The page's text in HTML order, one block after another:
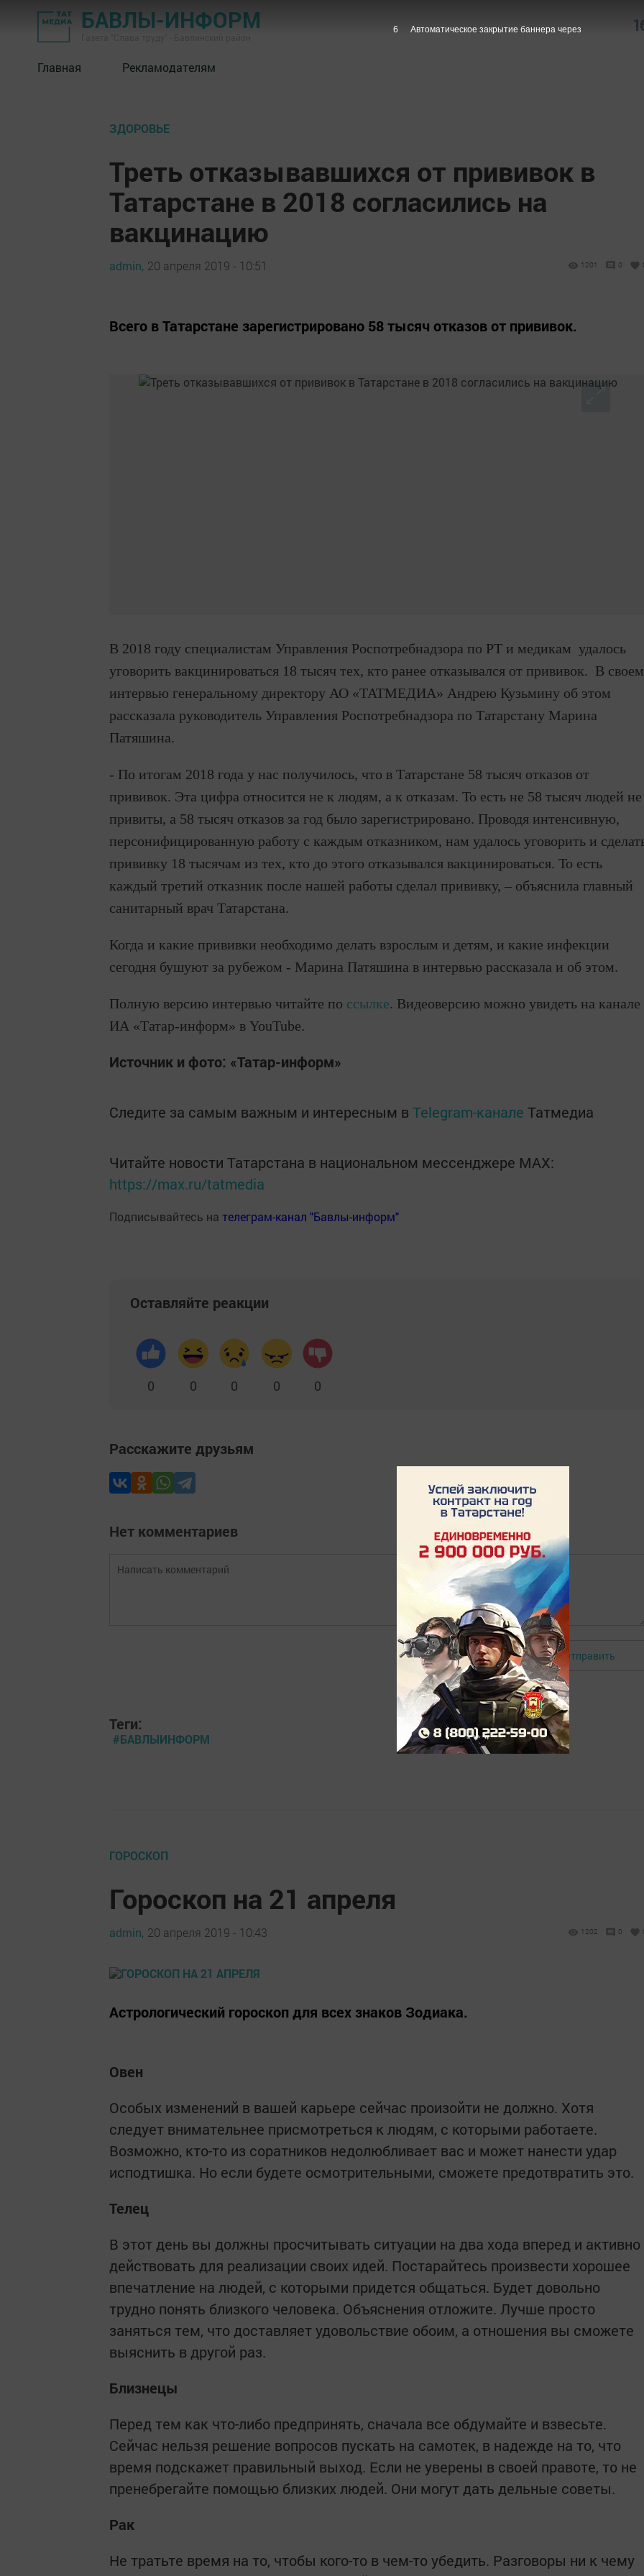
БАВЛЫ-ИНФОРМ
Главная Рекламодателям
ЗДОРОВЬЕ
Треть отказывавшихся от прививок в
Татарстане в 2018 согласились на
вакцинацию
admin, 20 апреля 2019 - 10:51 1201 0
Всего в Татарстане зарегистрировано 58 тысяч отказов от прививок.
В 2018 году специалистам Управления Роспотребнадзора по РТ и медикам удалось
уговорить вакцинироваться 18 тысяч тех, кто ранее отказывался от прививок. В своем
интервью генеральному директору АО «ТАТМЕДИА» Андрею Кузьмину об этом
рассказала руководитель Управления Роспотребнадзора по Татарстану Марина
Патяшина.
- По итогам 2018 года у нас получилось, что в Татарстане 58 тысяч отказов от
прививок. Эта цифра относится не к людям, а к отказам. То есть не 58 тысяч людей не
привиты, а 58 тысяч отказов за год было зарегистрировано. Проводя интенсивную,
персонифицированную работу с каждым отказником, нам удалось уговорить и
прививку 18 тысячам из тех, кто до этого отказывался вакцинироваться. То есть
каждый третий отказник после нашей работы сделал прививку, – объяснила главный
санитарный врач Татарстана.
Когда и какие прививки необходимо делать взрослым и детям, и какие инфекции
сегодня бушуют за рубежом - Марина Патяшина в интервью рассказала и об этом.
Полную версию интервью читайте по ссылке. Видеоверсию можно увидеть на канале
ИА «Татар-информ» в YouTube.
Источник и фото: «Татар-информ»
Следите за самым важным и интересным в Telegram-канале Татмедиа
Читайте новости Татарстана в национальном мессенджере MАХ:
https://max.ru/tatmedia
Подписывайтесь на телеграм-канал "Бавлы-информ"
Оставляйте реакции
0 0 0 0 0
Расскажите друзьям
Нет комментариев
Авторизоваться Отправить
Теги:
#БАВЛЫИНФОРМ
ГОРОСКОП
Гороскоп на 21 апреля
admin, 20 апреля 2019 - 10:43 1202 0
Астрологический гороскоп для всех знаков Зодиака.
Овен
Особых изменений в вашей карьере сейчас произойти не должно. Хотя
следует внимательнее присмотреться к людям, с которыми работаете.
Возможно, кто-то из соратников недолюбливает вас и может нанести удар
исподтишка. Но если будете осмотрительными, сможете предотвратить это.
Телец
В этот день вы должны просчитывать ситуации на два хода вперед и активно
действовать для реализации своих идей. Постарайтесь произвести хорошее
впечатление на людей, с которыми придется общаться. Будет довольно
трудно понять близкого человека. Объяснения отложите. Лучше просто
заняться тем, что доставляет удовольствие обоим, а отношения вы сможете
выяснить в другой раз.
Близнецы
Перед тем как что-либо предпринять, сначала все обдумайте и взвесьте.
Сейчас нельзя решение вопросов пускать на самотек, в надежде на то, что
время подскажет правильный выход. Если не уверены в своей правоте, то не
пренебрегайте помощью близких людей. Они могут дать дельные советы.
Рак
Не тратьте время на то, чтобы кого-то в чем-то убедить. Разговоры ни к чему
5 Автоматическое закрытие баннера через